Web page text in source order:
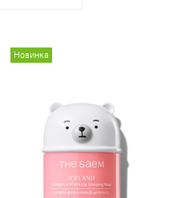
Новинка